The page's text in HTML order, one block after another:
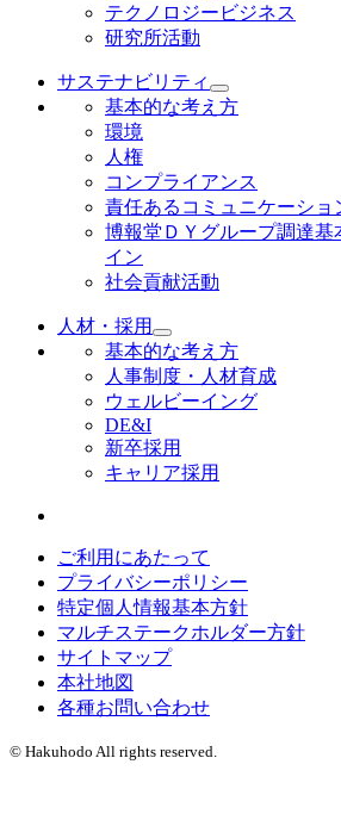
テクノロジービジネス
研究所活動
サステナビリティ
基本的な考え方
環境
人権
コンプライアンス
責任あるコミュニケーショ
博報堂ＤＹグループ調達基
イン
社会貢献活動
人材・採用
基本的な考え方
人事制度・人材育成
ウェルビーイング
DE&I
新卒採用
キャリア採用
ご利用にあたって
プライバシーポリシー
特定個人情報基本方針
マルチステークホルダー方針
サイトマップ
本社地図
各種お問い合わせ
© Hakuhodo All rights reserved.